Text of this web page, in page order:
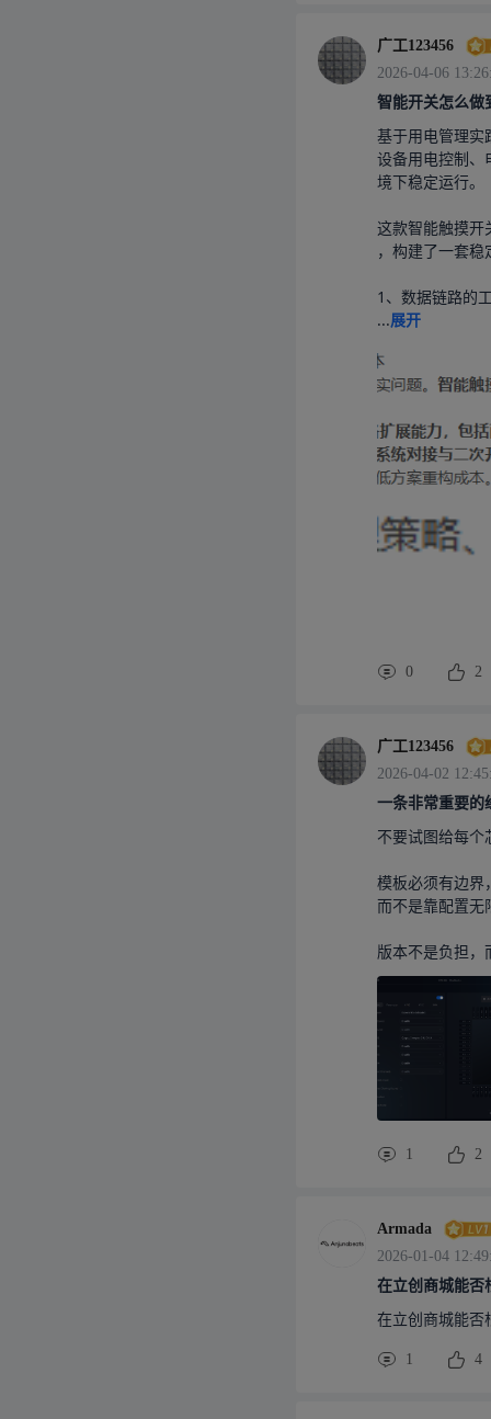
广工123456
2026-04-06
智能开关怎么做
基于用电管理实
设备用电控制、
境下稳定运行。
这款智能触摸开
，构建了一套
1、数据链路的
...展开
0 2
广工123456
2026-04-02
一条非常重要的
不要试图给每个
模板必须有边界
而不是靠配置无
版本不是负担，
1 2
Armada
2026-01-04
在立创商城能否
在立创商城能否
1 4